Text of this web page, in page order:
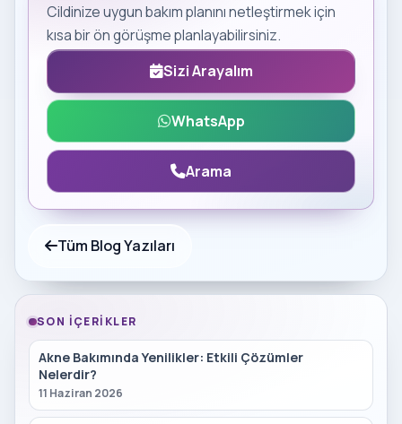
Cildinize uygun bakım planını netleştirmek için
kısa bir ön görüşme planlayabilirsiniz.
Sizi Arayalım
WhatsApp
Arama
Tüm Blog Yazıları
SON İÇERIKLER
Akne Bakımında Yenilikler: Etkili Çözümler
Nelerdir?
11 Haziran 2026